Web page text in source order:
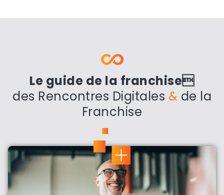
Le guide de la franchise
des Rencontres Digitales & de la
Franchise